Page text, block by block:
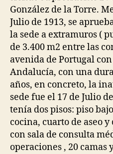
González de la Torre.
Julio de 1913, se
la sede a extramuros (
de 3.400 m2 entre las
avenida de Portugal
Andalucía, con una
años, en concreto, la
sede fue el 17 de Julio
tenía dos pisos: piso
cocina, cuarto de aseo
con sala de consulta
operaciones , 20 camas